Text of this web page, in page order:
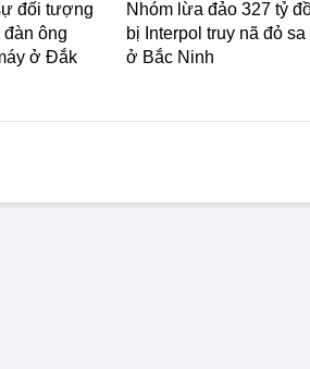
đối tượng
ông
ở Đắk
Nhóm lừa đảo 327 tỷ
bị Interpol truy nã đỏ
ở Bắc Ninh